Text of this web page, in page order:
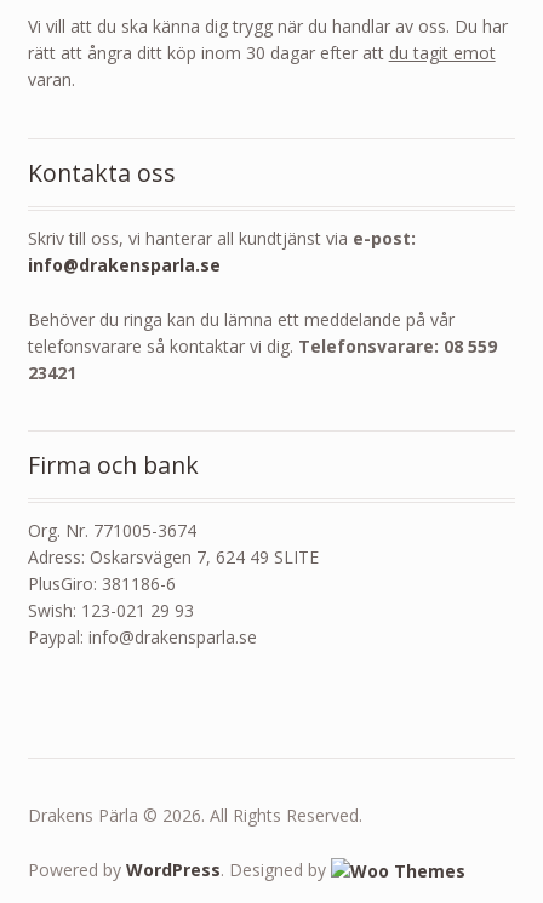
Vi vill att du ska känna dig trygg när du handlar av oss. Du har
rätt att ångra ditt köp inom 30 dagar efter att du tagit emot
varan.
Kontakta oss
Skriv till oss, vi hanterar all kundtjänst via e-post:
info@drakensparla.se
Behöver du ringa kan du lämna ett meddelande på vår
telefonsvarare så kontaktar vi dig. Telefonsvarare: 08 559
23421
Firma och bank
Org. Nr. 771005-3674
Adress: Oskarsvägen 7, 624 49 SLITE
PlusGiro: 381186-6
Swish: 123-021 29 93
Paypal: info@drakensparla.se
Drakens Pärla © 2026. All Rights Reserved.
Powered by WordPress. Designed by